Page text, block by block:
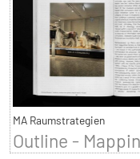
MA Raumstrategien
Outline -